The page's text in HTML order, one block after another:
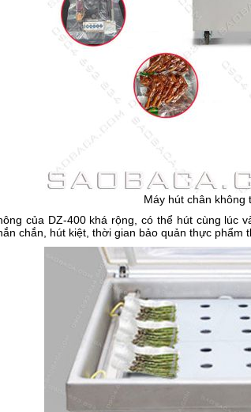
Máy hút chân không
của DZ-400 khá rộng, có thể hút cùng lúc
chắn, hút kiệt, thời gian bảo quản thực phẩm